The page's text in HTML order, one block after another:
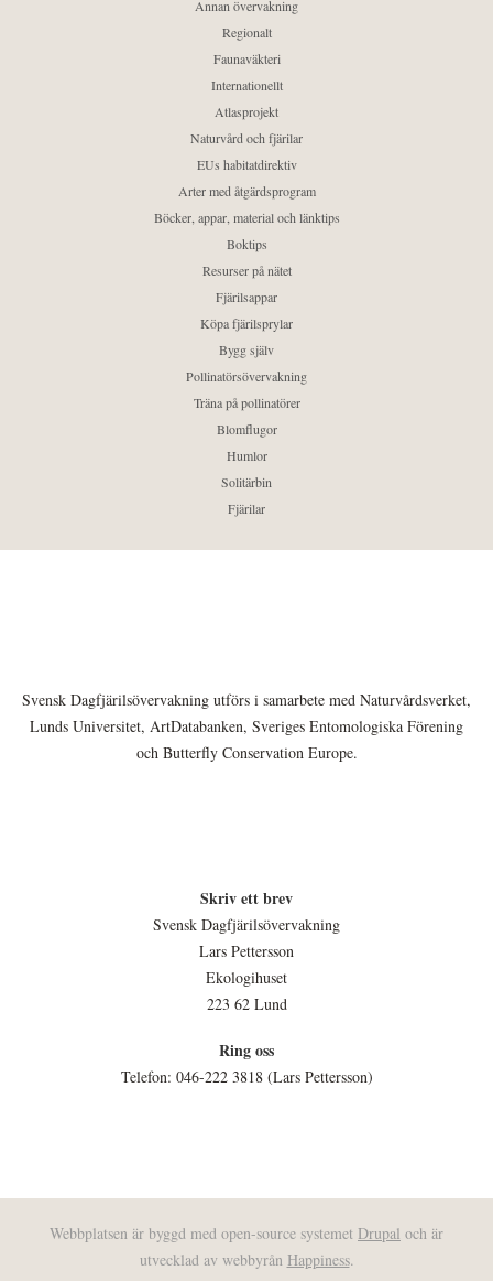
Annan övervakning
Regionalt
Faunaväkteri
Internationellt
Atlasprojekt
Naturvård och fjärilar
EUs habitatdirektiv
Arter med åtgärdsprogram
Böcker, appar, material och länktips
Boktips
Resurser på nätet
Fjärilsappar
Köpa fjärilsprylar
Bygg själv
Pollinatörsövervakning
Träna på pollinatörer
Blomflugor
Humlor
Solitärbin
Fjärilar
Svensk Dagfjärilsövervakning utförs i samarbete med Naturvårdsverket,
Lunds Universitet, ArtDatabanken, Sveriges Entomologiska Förening
och Butterfly Conservation Europe.
Skriv ett brev
Svensk Dagfjärilsövervakning
Lars Pettersson
Ekologihuset
223 62 Lund
Ring oss
Telefon: 046-222 3818 (Lars Pettersson)
Webbplatsen är byggd med open-source systemet Drupal och är
utvecklad av webbyrån Happiness.